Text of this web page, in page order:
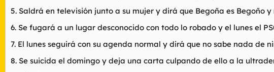
t
m
a
o
5. Saldrá en televisión junto a su mujer y dirá que Begoña es Begoño y
6. Se fugará a un lugar desconocido con todo lo robado y el lunes el
7. El lunes seguirá con su agenda normal y dirá que no sabe nada de
8. Se suicida el domingo y deja una carta culpando de ello a la